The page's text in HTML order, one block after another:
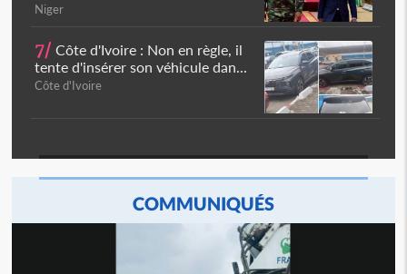
Niger
7/ Côte d'Ivoire : Non en règle, il
tente d'insérer son véhicule dan...
Côte d'Ivoire
COMMUNIQUÉS